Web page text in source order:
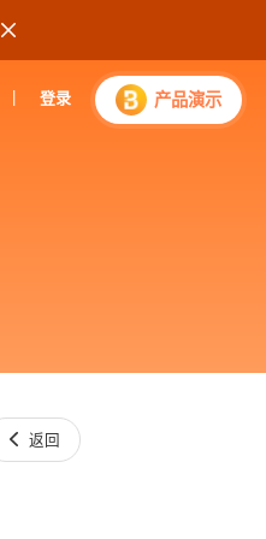

登录 产品演示
 返回